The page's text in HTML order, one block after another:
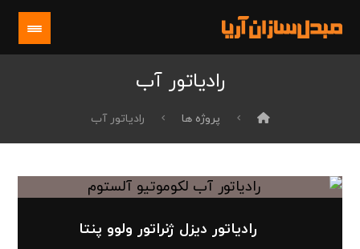
رادیاتور آب
پروژه ها رادیاتور آب
رادیاتور دیزل ژنراتور ولوو پنتا